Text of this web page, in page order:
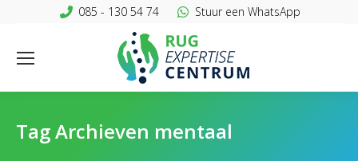
085 - 130 54 74 Stuur een WhatsApp
Tag Archieven mentaal